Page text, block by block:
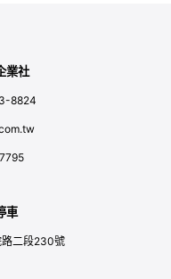
業社
8824
車
路二段230號